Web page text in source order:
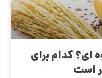
ای؟ کدام برای
است